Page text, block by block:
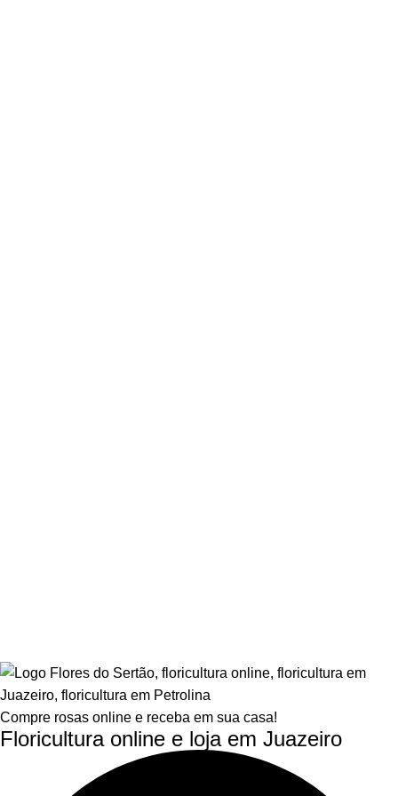
Compre rosas online e receba em sua casa!
Floricultura online e loja em Juazeiro